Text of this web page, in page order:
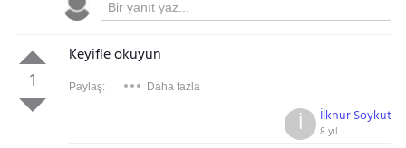
1
Keyifle okuyun
Paylaş: Daha fazla
İlknur Soykut
8 yıl
İ